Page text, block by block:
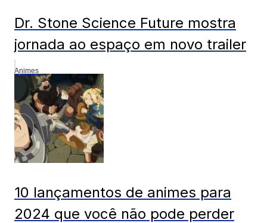
Dr. Stone Science Future mostra
jornada ao espaço em novo trailer
Animes
10 lançamentos de animes para
2024 que você não pode perder